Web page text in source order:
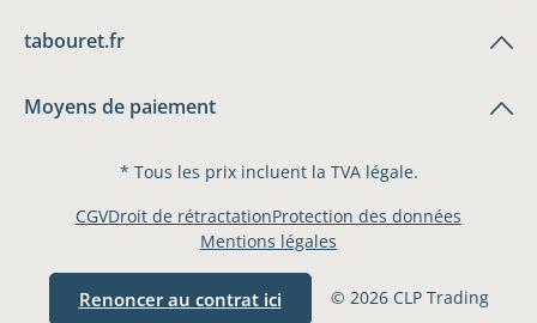
tabouret.fr
Moyens de paiement
* Tous les prix incluent la TVA légale.
Renoncer au contrat ici © 2026 CLP Trading
CGVDroit de rétractationProtection des données
Mentions légales